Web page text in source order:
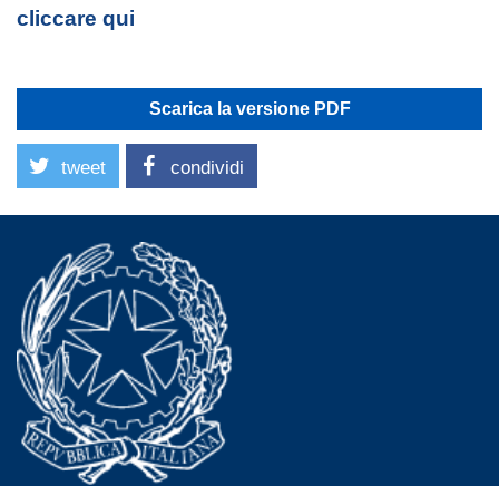
cliccare qui
Scarica la versione PDF
tweet condividi